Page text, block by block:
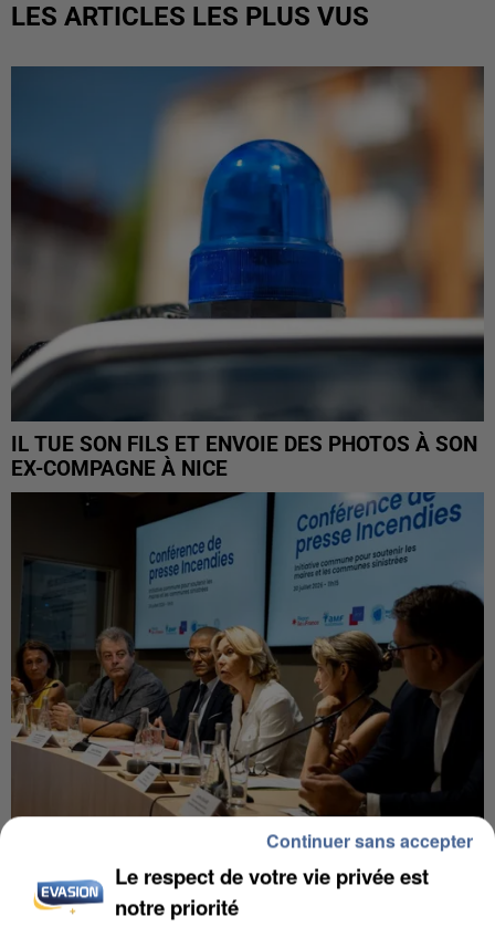
LES ARTICLES LES PLUS VUS
IL TUE SON FILS ET ENVOIE DES PHOTOS À SON
EX-COMPAGNE À NICE
INCENDIES : L’ÎLE-DE-FRANCE LANCE UN ÉLAN
DE SOLIDARITÉ AVEC LES...
Le respect de votre vie privée est
notre priorité
Continuer sans accepter